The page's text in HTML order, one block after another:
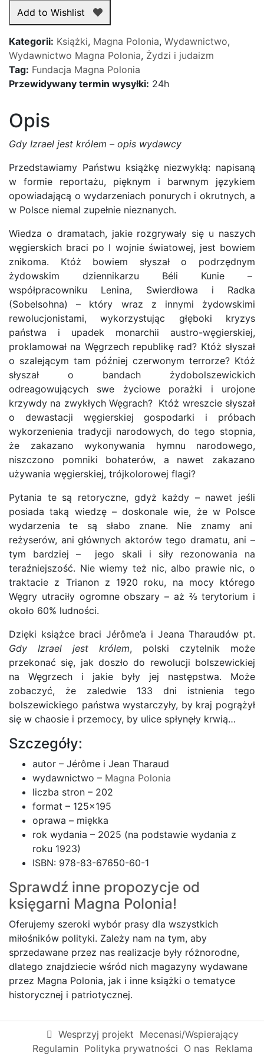
Izrael
jest
–
Jérôme
Jean
Add to Wishlist
Kategorii: Książki, Magna Polonia, Wydawnictwo,
Wydawnictwo Magna Polonia, Żydzi i judaizm
Tag: Fundacja Magna Polonia
Przewidywany termin wysyłki: 24h
Opis
Gdy Izrael jest królem – opis wydawcy
Przedstawiamy Państwu książkę niezwykłą: napisaną
w formie reportażu, pięknym i barwnym językiem
opowiadającą o wydarzeniach ponurych i okrutnych, a
w Polsce niemal zupełnie nieznanych.
Wiedza o dramatach, jakie rozgrywały się u naszych
węgierskich braci po I wojnie światowej, jest bowiem
znikoma. Któż bowiem słyszał o podrzędnym
żydowskim dziennikarzu Béli Kunie –
współpracowniku Lenina, Swierdłowa i Radka
(Sobelsohna) – który wraz z innymi żydowskimi
rewolucjonistami, wykorzystując głęboki kryzys
państwa i upadek monarchii austro-węgierskiej,
proklamował na Węgrzech republikę rad? Któż słyszał
o szalejącym tam później czerwonym terrorze? Któż
słyszał o bandach żydobolszewickich
odreagowujących swe życiowe porażki i urojone
krzywdy na zwykłych Węgrach? Któż wreszcie słyszał
o dewastacji węgierskiej gospodarki i próbach
wykorzenienia tradycji narodowych, do tego stopnia,
że zakazano wykonywania hymnu narodowego,
niszczono pomniki bohaterów, a nawet zakazano
używania węgierskiej, trójkolorowej flagi?
Pytania te są retoryczne, gdyż każdy – nawet jeśli
posiada taką wiedzę – doskonale wie, że w Polsce
wydarzenia te są słabo znane. Nie znamy ani
reżyserów, ani głównych aktorów tego dramatu, ani –
tym bardziej – jego skali i siły rezonowania na
teraźniejszość. Nie wiemy też nic, albo prawie nic, o
traktacie z Trianon z 1920 roku, na mocy którego
Węgry utraciły ogromne obszary – aż ⅔ terytorium i
około 60% ludności.
Dzięki książce braciJérôme’a i Jeana Tharaudów pt.
Gdy Izrael jest królem, polski czytelnik może
przekonać się, jak doszło do rewolucji bolszewickiej
na Węgrzech i jakie były jej następstwa. Może
zobaczyć, że zaledwie 133 dni istnienia tego
bolszewickiego państwa wystarczyły, by kraj pogrążył
się w chaosie i przemocy, by ulice spłynęły krwią…
Szczegóły:
autor – Jérôme i Jean Tharaud
wydawnictwo – Magna Polonia
liczba stron – 202
format – 125×195
oprawa – miękka
rok wydania – 2025 (na podstawie wydania z
roku 1923)
ISBN: 978-83-67650-60-1
Sprawdź inne propozycje od
księgarni Magna Polonia!
Oferujemy szeroki wybór prasy dla wszystkich
miłośników polityki. Zależy nam na tym, aby
sprzedawane przez nas realizacje były różnorodne,
dlatego znajdziecie wśród nich magazyny wydawane
przez Magna Polonia, jak i inne książki o tematyce
historycznej i patriotycznej.
Wesprzyj projekt Mecenasi/Wspierający
Regulamin Polityka prywatności O nas Reklama